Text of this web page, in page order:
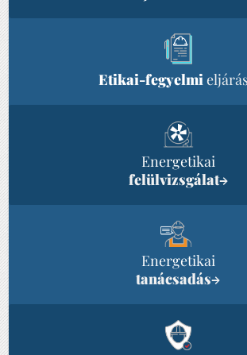
Etikai-fegyelmi
Energetikai
felülvizsgálat→
Energetikai
tanácsadás→